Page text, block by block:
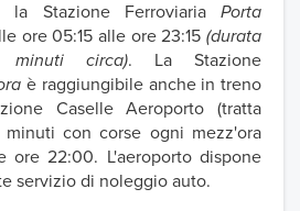
la Stazione Ferroviaria Porta
ore 05:15 alle ore 23:15 (durata
circa). La Stazione
è raggiungibile anche in treno
Caselle Aeroporto (tratta
minuti con corse ogni mezz'ora
ore 22:00. L'aeroporto dispone
servizio di noleggio auto.